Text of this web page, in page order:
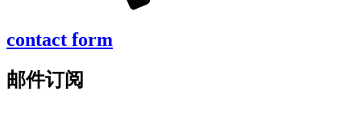
contact form
邮件订阅